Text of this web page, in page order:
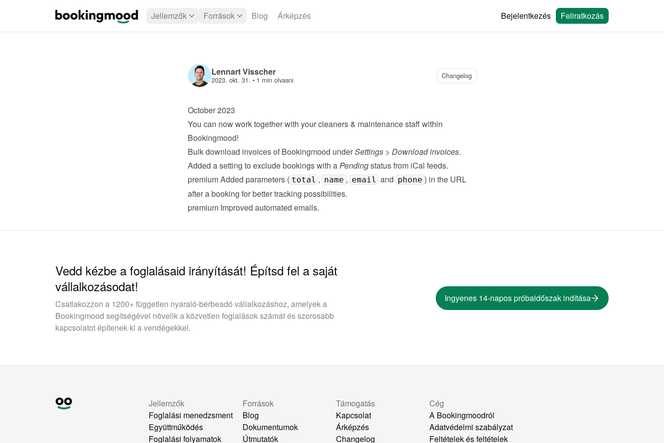
Jellemzők Források Blog Árképzés Bejelentkezés Feliratkozás
Lennart Visscher
2023. okt. 31. • 1 min olvasni Changelog
October 2023
You can now work together with your cleaners & maintenance staff within
Bookingmood!
Bulk download invoices of Bookingmood under Settings > Download invoices.
Added a setting to exclude bookings with a Pending status from iCal feeds.
premium Added parameters ( total , name , email and phone ) in the URL
after a booking for better tracking possibilities.
premium Improved automated emails.
Vedd kézbe a foglalásaid irányítását! Építsd fel a saját
vállalkozásodat!
Csatlakozzon a 1200+ független nyaraló-bérbeadó vállalkozáshoz, amelyek a
Bookingmood segítségével növelik a közvetlen foglalások számát és szorosabb
kapcsolatot építenek ki a vendégekkel.
Ingyenes 14-napos próbaidőszak indítása
Jellemzők
Foglalási menedzsment
Együttműködés
Foglalási folyamatok
Források
Blog
Dokumentumok
Útmutatók
Támogatás
Kapcsolat
Árképzés
Changelog
Cég
A Bookingmoodról
Adatvédelmi szabályzat
Feltételek és feltételek